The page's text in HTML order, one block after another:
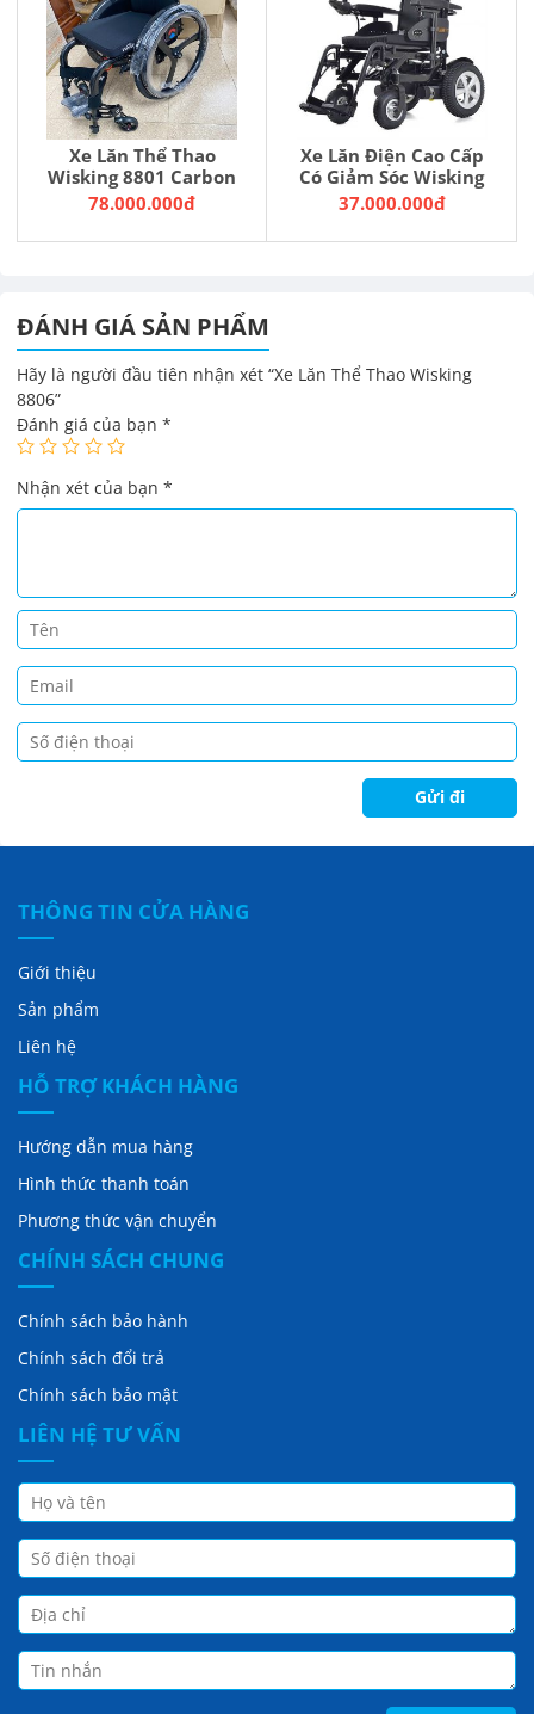
Xe Lăn Thể Thao
Wisking 8801 Carbon
78.000.000đ
Xe Lăn Điện Cao Cấp
Có Giảm Sóc Wisking
37.000.000đ
ĐÁNH GIÁ SẢN PHẨM
Hãy là người đầu tiên nhận xét “Xe Lăn Thể Thao Wisking
8806”
Đánh giá của bạn *
Nhận xét của bạn *
THÔNG TIN CỬA HÀNG
Giới thiệu
Sản phẩm
Liên hệ
HỖ TRỢ KHÁCH HÀNG
Hướng dẫn mua hàng
Hình thức thanh toán
Phương thức vận chuyển
CHÍNH SÁCH CHUNG
Chính sách bảo hành
Chính sách đổi trả
Chính sách bảo mật
LIÊN HỆ TƯ VẤN